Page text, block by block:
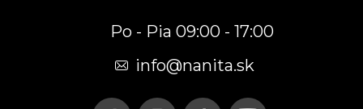
Po - Pia 09:00 - 17:00
info@nanita.sk